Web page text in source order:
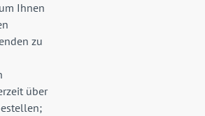
Ihnen
zu
über